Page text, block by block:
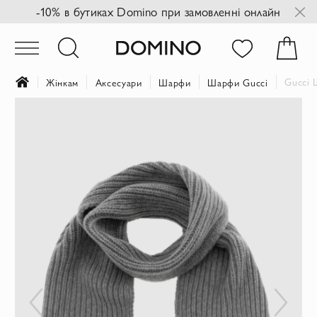
-10% в бутиках Domino при замовленні онлайн
Жінкам Аксесуари Шарфи Шарфи Gucci Gucci